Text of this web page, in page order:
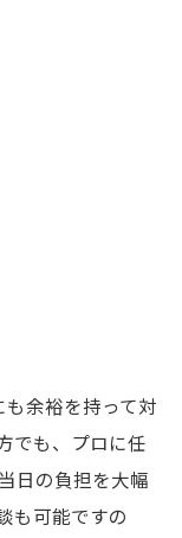
余裕を持って対
でも、プロに任
日の負担を大幅
も可能ですの